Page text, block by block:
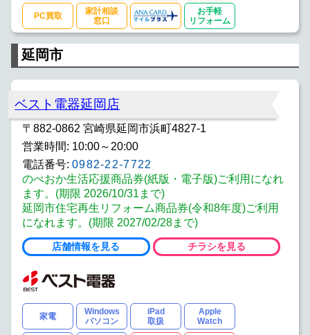
PC買取
家計相談
窓口
お手軽
リフォーム
延岡市
ベスト電器延岡店
〒882-0862 宮崎県延岡市浜町4827-1
営業時間: 10:00～20:00
電話番号: 0982-22-7722
のべおか生活応援商品券(紙版・電子版)ご利用になれ
ます。(期限 2026/10/31まで)
延岡市住宅再生リフォーム商品券(令和8年度)ご利用
になれます。(期限 2027/02/28まで)
店舗情報を見る チラシを見る
家電
Windows
パソコン
iPad
取扱
Apple
Watch